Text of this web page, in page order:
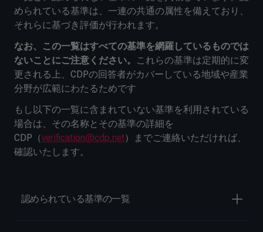
められている基準は、一連の共通の属性を備えており、
それらに基づき評価が行われます。
なお、この一覧はすべての基準を網羅しているものでは
ないことにご注意ください。
これらの基準は定期的に変
更される上、CDPの回答者がカバーしている地域や産業
分野が広範にわたるためです
もし以下の一覧に含まれていない基準を利用されている
場合は、その名称とその基準の詳細を
CDP（verification@cdp.net）までご連絡いただければ、
確認いたします。
認められている基準の一覧